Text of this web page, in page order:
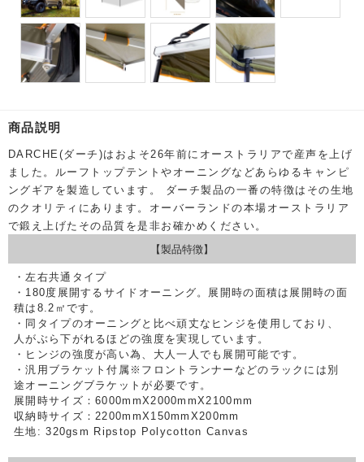
商品説明
DARCHE(ダーチ)はおよそ26年前にオーストラリアで産声を上げ
ました。ルーフトップテントやオーニングなどあらゆるキャンピ
ングギアを製造しています。
ダーチ製品の一番の特徴はその生地
のクオリティにあります。オーバーランドの本場オーストラリア
で鍛え上げたその品質を是非お確かめください。
【製品特徴】
・左右共通タイプ
・180度展開するサイドオーニング。展開時の面積は展開時の面
積は8.2㎡です。
・同タイプのオーニングと比べ頑丈なヒンジを使用しており、
人がぶら下がれるほどの強度を実現しています。
・ヒンジの強度が高い為、大人一人でも展開可能です。
・汎用ブラケット付属※フロントランナーなどのラックには別
途オーニングブラケットが必要です。
展開時サイズ：6000mmX2000mmX2100mm
収納時サイズ：2200mmX150mmX200mm
生地: 320gsm Ripstop Polycotton Canvas